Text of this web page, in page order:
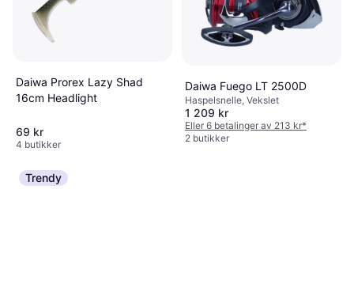
Daiwa Prorex Lazy Shad
16cm Headlight
69 kr
4 butikker
Daiwa Fuego LT 2500D
Haspelsnelle, Vekslet
1 209 kr
Eller 6 betalinger av 213 kr*
2 butikker
Trendy